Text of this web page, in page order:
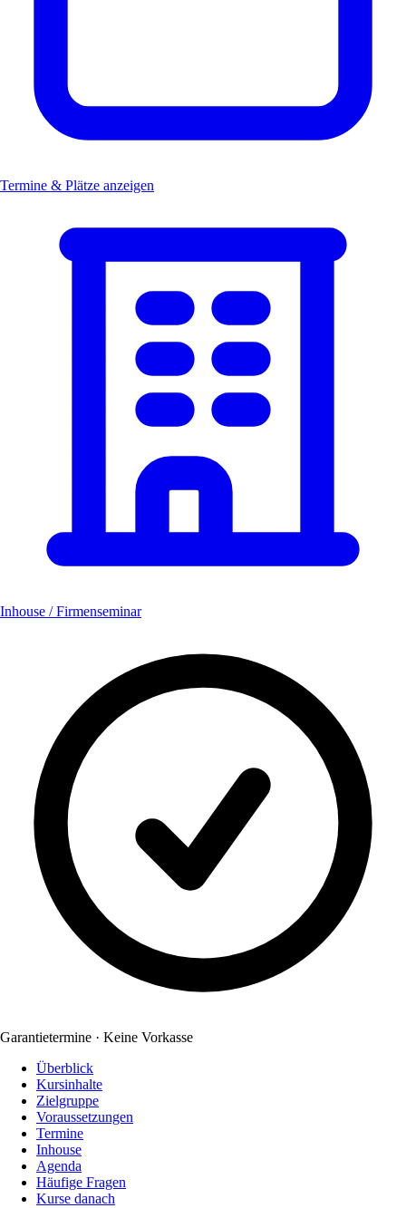
Termine & Plätze anzeigen
Inhouse / Firmenseminar
Garantietermine · Keine Vorkasse
Überblick
Kursinhalte
Zielgruppe
Voraussetzungen
Termine
Inhouse
Agenda
Häufige Fragen
Kurse danach